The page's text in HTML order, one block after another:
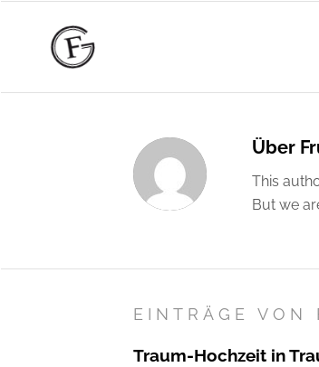
Über
This
But we
EINTRÄGE VON
Traum-Hochzeit in